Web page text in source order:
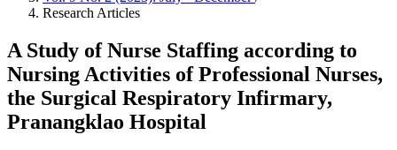
Research Articles
A Study of Nurse Staffing according to
Nursing Activities of Professional Nurses,
the Surgical Respiratory Infirmary,
Pranangklao Hospital